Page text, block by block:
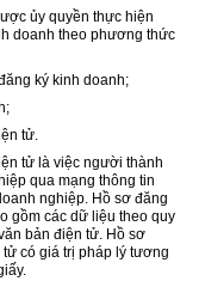
ủy quyền thực hiện
doanh theo phương thức
ký kinh doanh;
tử.
tử là việc người thành
qua mạng thông tin
nghiệp. Hồ sơ đăng
gồm các dữ liệu theo quy
bản điện tử. Hồ sơ
có giá trị pháp lý tương